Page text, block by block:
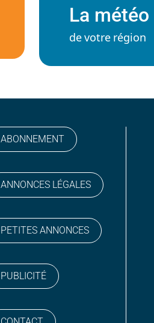
La météo
de votre région
ABONNEMENT
ANNONCES LÉGALES
PETITES ANNONCES
PUBLICITÉ